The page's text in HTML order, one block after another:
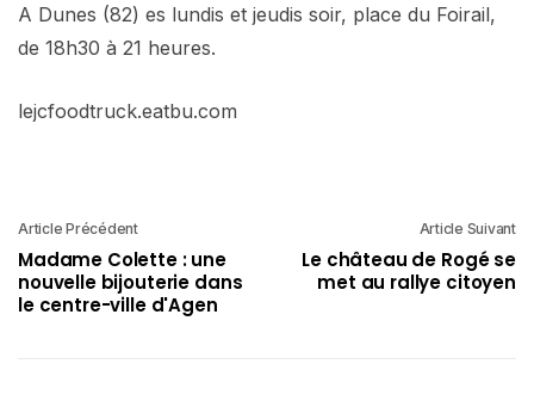
A Dunes (82) es lundis et jeudis soir, place du Foirail,
de 18h30 à 21 heures.
lejcfoodtruck.eatbu.com
Article Précédent
Madame Colette : une
nouvelle bijouterie dans
le centre-ville d'Agen
Article Suivant
Le château de Rogé se
met au rallye citoyen